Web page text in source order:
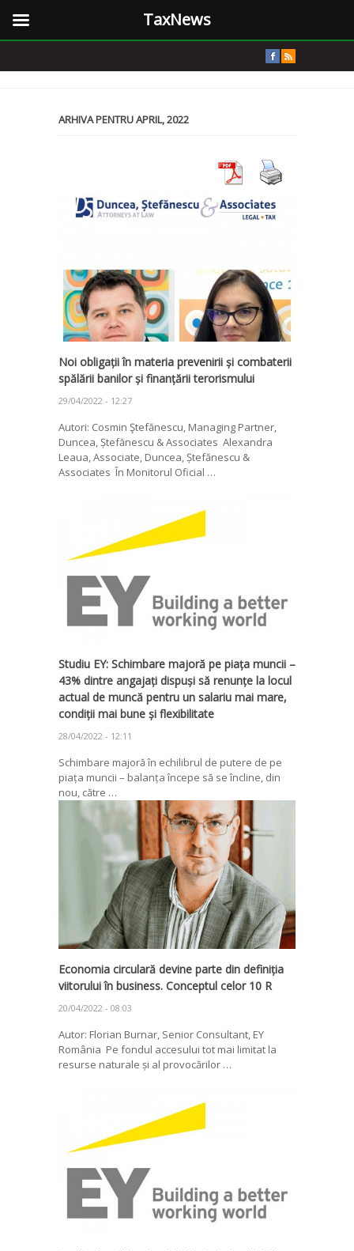
ARHIVA PENTRU APRIL, 2022
Noi obligații în materia prevenirii și combaterii
spălării banilor și finanțării terorismului
29/04/2022 - 12:27
Autori: Cosmin Ştefănescu, Managing Partner,
Duncea, Ștefănescu & Associates Alexandra
Leaua, Associate, Duncea, Ștefănescu &
Associates În Monitorul Oficial …
Studiu EY: Schimbare majoră pe piața muncii –
43% dintre angajați dispuși să renunțe la locul
actual de muncă pentru un salariu mai mare,
condiții mai bune și flexibilitate
28/04/2022 - 12:11
Schimbare majoră în echilibrul de putere de pe
piața muncii – balanța începe să se încline, din
nou, către …
Economia circulară devine parte din definiția
viitorului în business. Conceptul celor 10 R
20/04/2022 - 08:03
Autor: Florian Burnar, Senior Consultant, EY
România Pe fondul accesului tot mai limitat la
resurse naturale și al provocărilor …
TaxNews